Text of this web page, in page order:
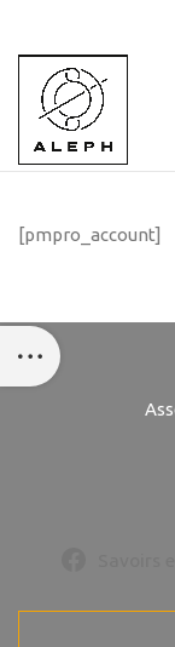
[pmpro_account]